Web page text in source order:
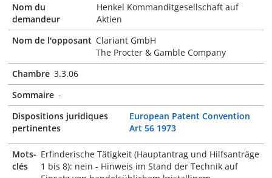
Nom du
demandeur
Henkel Kommanditgesellschaft auf
Aktien
Nom de l'opposant Clariant GmbH
The Procter & Gamble Company
Chambre 3.3.06
Sommaire -
Dispositions juridiques
pertinentes
European Patent Convention
Art 56 1973
Mots-
clés
Erfinderische Tätigkeit (Hauptantrag und Hilfsanträge
1 bis 8): nein - Hinweis im Stand der Technik auf